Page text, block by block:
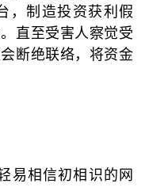
，制造投资获利假
直至受害人察觉受
断绝联络，将资金
易相信初相识的网